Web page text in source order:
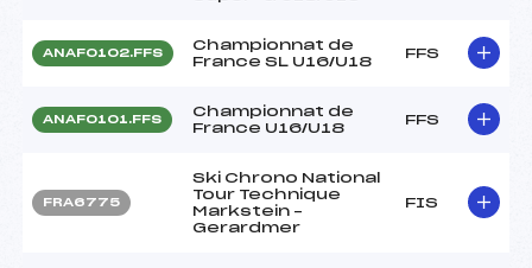
ANAF0102.FFS
Championnat de
France SL U16/U18
FFS
ANAF0101.FFS
Championnat de
France U16/U18
FFS
FRA6775
Ski Chrono National
Tour Technique
Markstein –
Gerardmer
FIS